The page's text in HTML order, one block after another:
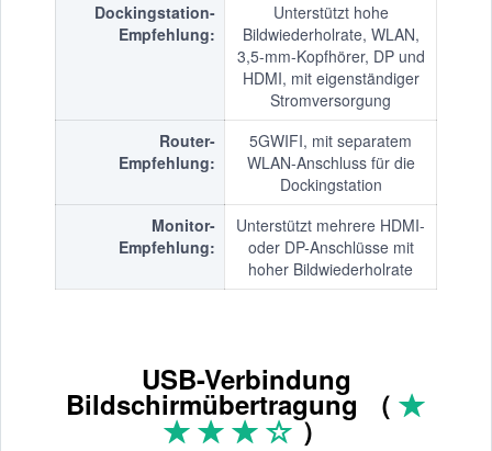
Dockingstation-
Empfehlung:
Unterstützt hohe
Bildwiederholrate, WLAN,
3,5-mm-Kopfhörer, DP und
HDMI, mit eigenständiger
Stromversorgung
Router-
Empfehlung:
5GWIFI, mit separatem
WLAN-Anschluss für die
Dockingstation
Monitor-
Empfehlung:
Unterstützt mehrere HDMI-
oder DP-Anschlüsse mit
hoher Bildwiederholrate
USB-Verbindung
Bildschirmübertragung （
）